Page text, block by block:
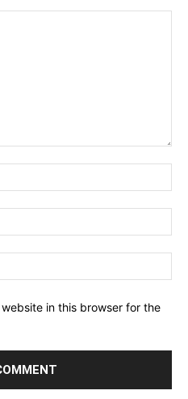
in this browser for the